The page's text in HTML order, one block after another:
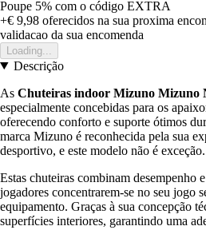
Poupe 5% com o código EXTRA
+€ 9,98 oferecidos na sua proxima
validacao da sua encomenda
Loading...
Descrição
As Chuteiras indoor Mizuno Mizuno
especialmente concebidas para os
oferecendo conforto e suporte ótimos
marca Mizuno é reconhecida pela sua
desportivo, e este modelo não é exceção.
Estas chuteiras combinam desempenho
jogadores concentrarem-se no seu jogo
equipamento. Graças à sua concepção
superfícies interiores, garantindo uma